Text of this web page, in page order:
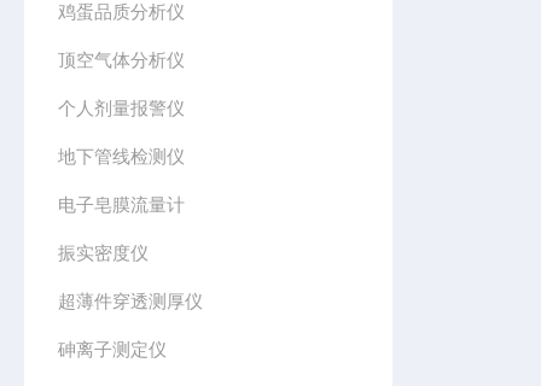
鸡蛋品质分析仪
顶空气体分析仪
个人剂量报警仪
地下管线检测仪
电子皂膜流量计
振实密度仪
超薄件穿透测厚仪
砷离子测定仪